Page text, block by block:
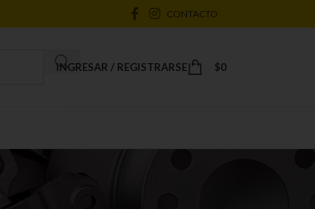
CONTACTO
INGRESAR / REGISTRARSE $0